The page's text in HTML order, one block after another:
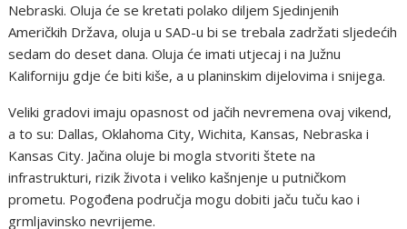
Nebraski. Oluja će se kretati polako diljem Sjedinjenih
Američkih Država, oluja u SAD-u bi se trebala zadržati sljedećih
sedam do deset dana. Oluja će imati utjecaj i na Južnu
Kaliforniju gdje će biti kiše, a u planinskim dijelovima i snijega.
Veliki gradovi imaju opasnost od jačih nevremena ovaj vikend,
a to su: Dallas, Oklahoma City, Wichita, Kansas, Nebraska i
Kansas City. Jačina oluje bi mogla stvoriti štete na
infrastrukturi, rizik života i veliko kašnjenje u putničkom
prometu. Pogođena područja mogu dobiti jaču tuču kao i
grmljavinsko nevrijeme.